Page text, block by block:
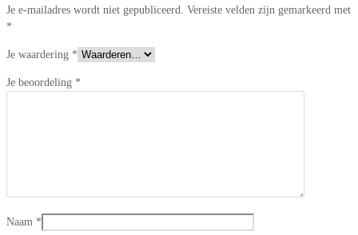
Je e-mailadres wordt niet gepubliceerd. Vereiste velden zijn gemarkeerd met
*
Je waardering *
Je beoordeling *
Naam *